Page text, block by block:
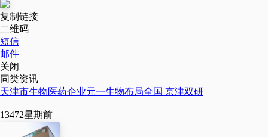
复制链接
二维码
短信
邮件
关闭
同类资讯
天津市生物医药企业元一生物布局全国 京津双研
13472星期前